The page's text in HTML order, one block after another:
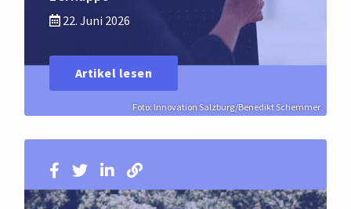
Foto: Innovation Salzburg/Benedikt Schemmer
22. Juni 2026
Artikel lesen